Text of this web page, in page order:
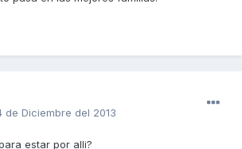
de Diciembre del 2013
estar por alli?